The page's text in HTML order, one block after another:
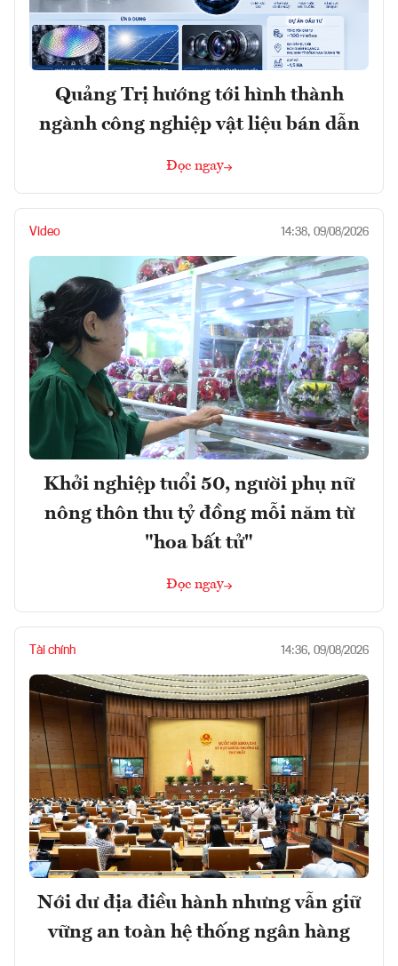
Quảng Trị hướng tới hình thành
ngành công nghiệp vật liệu bán dẫn
Đọc ngay
Video 14:38, 09/08/2026
Khởi nghiệp tuổi 50, người phụ nữ
nông thôn thu tỷ đồng mỗi năm từ
"hoa bất tử"
Đọc ngay
Tài chính 14:36, 09/08/2026
Nới dư địa điều hành nhưng vẫn giữ
vững an toàn hệ thống ngân hàng